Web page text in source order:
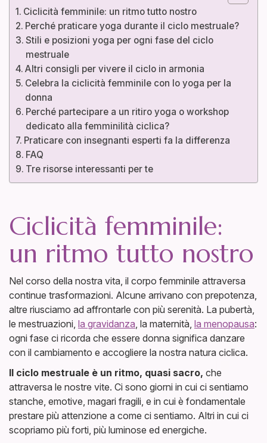
Ciclicità femminile: un ritmo tutto nostro
Perché praticare yoga durante il ciclo mestruale?
Stili e posizioni yoga per ogni fase del ciclo
mestruale
Altri consigli per vivere il ciclo in armonia
Celebra la ciclicità femminile con lo yoga per la
donna
Perché partecipare a un ritiro yoga o workshop
dedicato alla femminilità ciclica?
Praticare con insegnanti esperti fa la differenza
FAQ
Tre risorse interessanti per te
Ciclicità femminile:
un ritmo tutto nostro
Nel corso della nostra vita, il corpo femminile attraversa
continue trasformazioni. Alcune arrivano con prepotenza,
altre riusciamo ad affrontarle con più serenità. La pubertà,
le mestruazioni, la gravidanza , la maternità, la menopausa:
ogni fase ci ricorda che essere donna significa danzare
con il cambiamento e accogliere la nostra natura ciclica.
Il ciclo mestruale è un ritmo, quasi sacro, che
attraversa le nostre vite. Ci sono giorni in cui ci sentiamo
stanche, emotive, magari fragili, e in cui è fondamentale
prestare più attenzione a come ci sentiamo. Altri in cui ci
scopriamo più forti, più luminose ed energiche.